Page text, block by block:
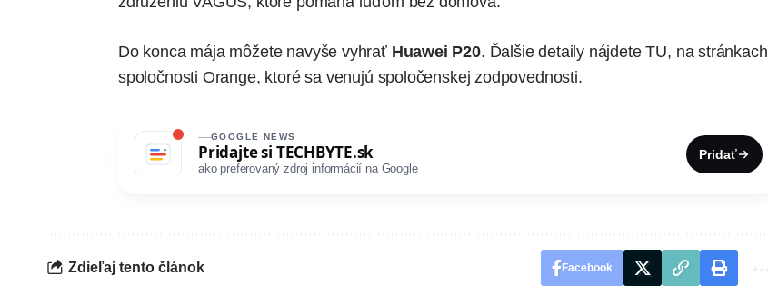
Do konca mája môžete navyše vyhrať Huawei P20. Ďalšie detaily nájdeteTU, na stránkach
spoločnosti Orange, ktoré sa venujú spoločenskej zodpovednosti.
GOOGLE NEWS
Pridajte si TECHBYTE.sk
ako preferovaný zdroj informácií na Google
Pridať
Zdieľaj tento článok Facebook